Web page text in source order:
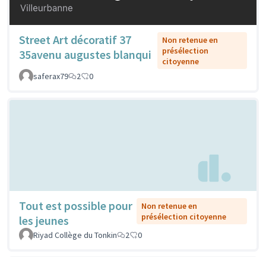
Street Art décoratif 37
35avenu augustes blanqui
Non retenue en
présélection
citoyenne
saferax79
2 0
Tout est possible pour
les jeunes
Non retenue en
présélection citoyenne
Riyad Collège du Tonkin
2 0